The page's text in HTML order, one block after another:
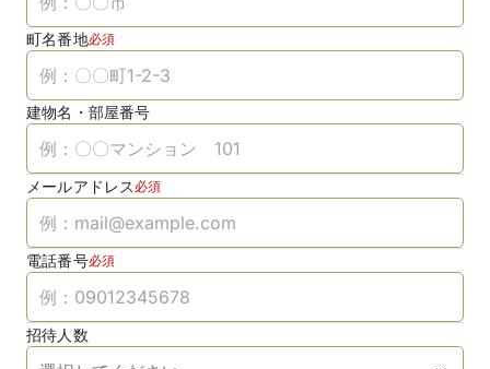
町名番地必須
建物名・部屋番号
メールアドレス 必須
電話番号必須
招待人数